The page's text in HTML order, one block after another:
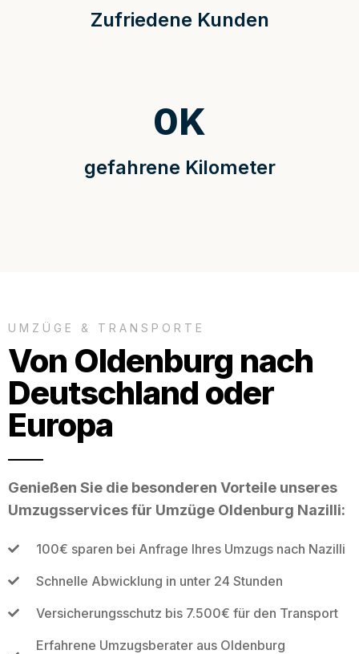
Zufriedene Kunden
gefahrene Kilometer
0K
UMZÜGE & TRANSPORTE
Von Oldenburg nach
Deutschland oder
Europa
Genießen Sie die besonderen Vorteile unseres
Umzugsservices für Umzüge Oldenburg Nazilli:
100€ sparen bei Anfrage Ihres Umzugs nach Nazilli
Schnelle Abwicklung in unter 24 Stunden
Versicherungsschutz bis 7.500€ für den Transport
Erfahrene Umzugsberater aus Oldenburg